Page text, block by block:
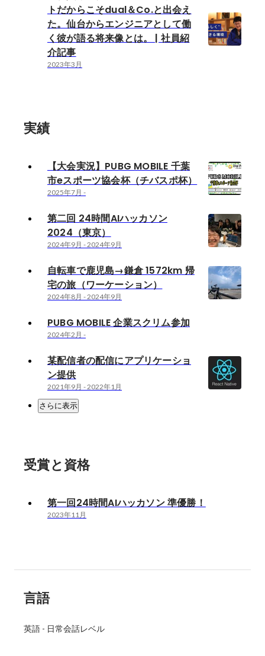
トだからこそdual＆Co.と出会え
た。仙台からエンジニアとして働
く彼が語る将来像とは。 | 社員紹
介記事
2023年3月
実績
【大会実況】PUBG MOBILE 千葉
市eスポーツ協会杯（チバスポ杯）
2025年7月 -
第二回 24時間AIハッカソン
2024（東京）
2024年9月 -2024年9月
自転車で鹿児島→鎌倉 1572km 帰
宅の旅（ワーケーション）
2024年8月 -2024年9月
PUBG MOBILE 企業スクリム参加
2024年2月 -
某配信者の配信にアプリケーショ
ン提供
2021年9月 -2022年1月
さらに表示
受賞と資格
第一回24時間AIハッカソン 準優勝！
2023年11月
言語
英語 - 日常会話レベル